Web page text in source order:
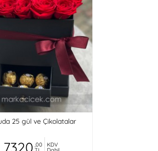
25 gül ve Çikolatalar
7320 ,00 KDV